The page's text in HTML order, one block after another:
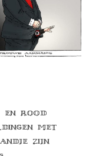
en rood
met
zijn